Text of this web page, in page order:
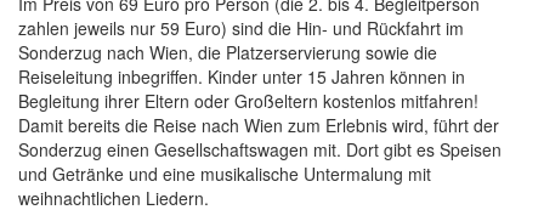
zahlen jeweils nur 59 Euro) sind die Hin- und Rückfahrt im
Sonderzug nach Wien, die Platzerservierung sowie die
Reiseleitung inbegriffen. Kinder unter 15 Jahren können in
Begleitung ihrer Eltern oder Großeltern kostenlos mitfahren!
Damit bereits die Reise nach Wien zum Erlebnis wird, führt der
Sonderzug einen Gesellschaftswagen mit. Dort gibt es Speisen
und Getränke und eine musikalische Untermalung mit
weihnachtlichen Liedern.